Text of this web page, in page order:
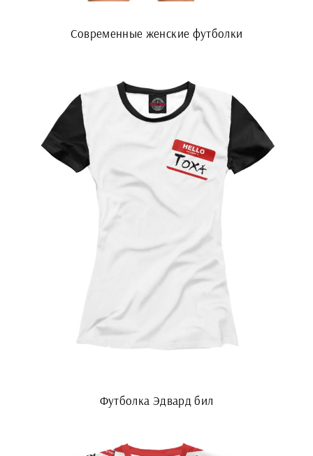
Современные женские футболки
Футболка Эдвард бил